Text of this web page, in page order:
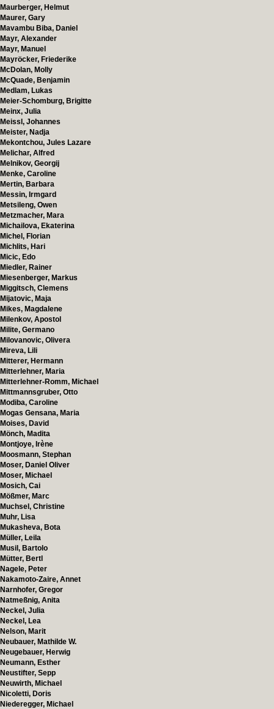
Maurberger, Helmut
Maurer, Gary
Mavambu Biba, Daniel
Mayr, Alexander
Mayr, Manuel
Mayröcker, Friederike
McDolan, Molly
McQuade, Benjamin
Medlam, Lukas
Meier-Schomburg, Brigitte
Meinx, Julia
Meissl, Johannes
Meister, Nadja
Mekontchou, Jules Lazare
Melichar, Alfred
Melnikov, Georgij
Menke, Caroline
Mertin, Barbara
Messin, Irmgard
Metsileng, Owen
Metzmacher, Mara
Michailova, Ekaterina
Michel, Florian
Michlits, Hari
Micic, Edo
Miedler, Rainer
Miesenberger, Markus
Miggitsch, Clemens
Mijatovic, Maja
Mikes, Magdalene
Milenkov, Apostol
Milite, Germano
Milovanovic, Olivera
Mireva, Lili
Mitterer, Hermann
Mitterlehner, Maria
Mitterlehner-Romm, Michael
Mittmannsgruber, Otto
Modiba, Caroline
Mogas Gensana, Maria
Moises, David
Mönch, Madita
Montjoye, Irène
Moosmann, Stephan
Moser, Daniel Oliver
Moser, Michael
Mosich, Cai
Mößmer, Marc
Muchsel, Christine
Muhr, Lisa
Mukasheva, Bota
Müller, Leila
Musil, Bartolo
Mütter, Bertl
Nagele, Peter
Nakamoto-Zaire, Annet
Narnhofer, Gregor
Natmeßnig, Anita
Neckel, Julia
Neckel, Lea
Nelson, Marit
Neubauer, Mathilde W.
Neugebauer, Herwig
Neumann, Esther
Neustifter, Sepp
Neuwirth, Michael
Nicoletti, Doris
Niederegger, Michael